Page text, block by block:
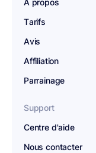
Tarifs
Avis
Affiliation
Parrainage
Support
Centre d'aide
Nous contacter